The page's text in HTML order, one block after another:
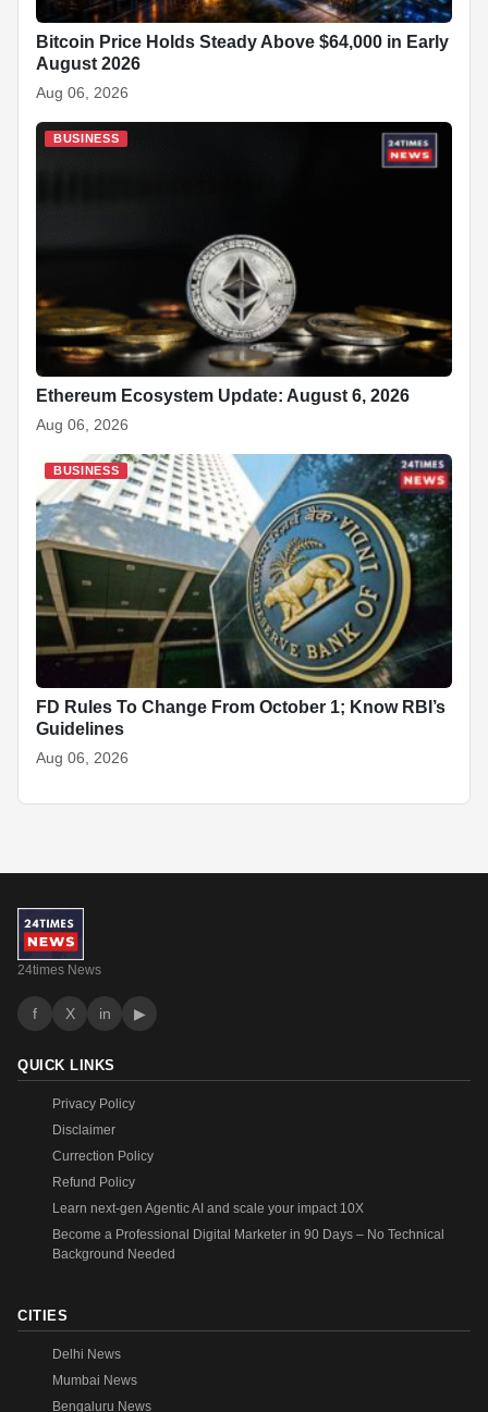
Bitcoin Price Holds Steady Above $64,000 in Early
August 2026
Aug 06, 2026
BUSINESS
Ethereum Ecosystem Update: August 6, 2026
Aug 06, 2026
BUSINESS
FD Rules To Change From October 1; Know RBI’s
Guidelines
Aug 06, 2026
24times News
f X in ▶
QUICK LINKS
Privacy Policy
Disclaimer
Currection Policy
Refund Policy
Learn next-gen Agentic AI and scale your impact 10X
Become a Professional Digital Marketer in 90 Days – No Technical
Background Needed
CITIES
Delhi News
Mumbai News
Bengaluru News